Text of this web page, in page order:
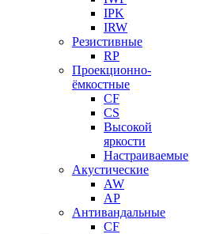
IPK
IRW
Резистивные
RP
Проекционно-
ёмкостные
CF
CS
Высокой
яркости
Настраиваемые
Акустические
AW
AP
Антивандальные
CF